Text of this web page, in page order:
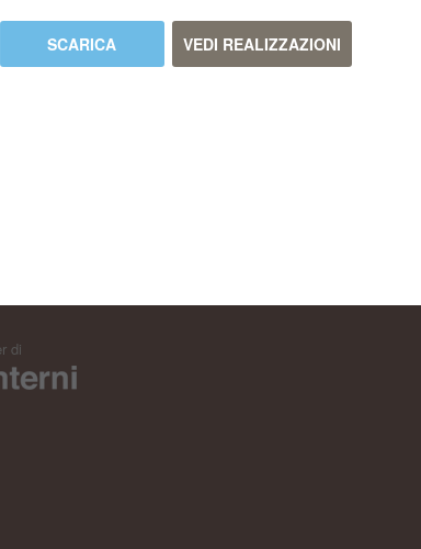
SCARICA VEDI REALIZZAZIONI
di